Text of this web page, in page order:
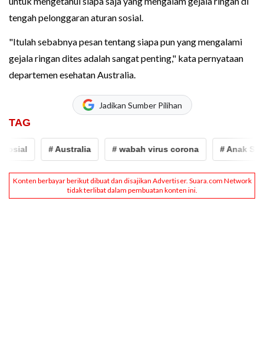
tengah pelonggaran aturan sosial.
"Itulah sebabnya pesan tentang siapa pun yang mengalami
gejala ringan dites adalah sangat penting," kata pernyataan
departemen esehatan Australia.
Jadikan Sumber Pilihan
TAG
# Australia # wabah virus corona # Anak